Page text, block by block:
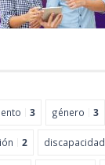
3 género 3
2 discapacidad